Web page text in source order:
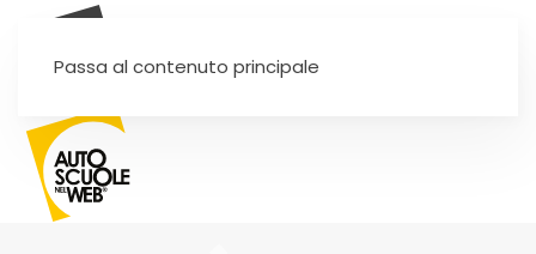
Passa al contenuto principale